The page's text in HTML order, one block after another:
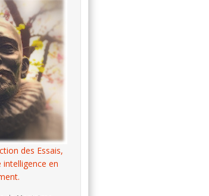
des Essais,
intelligence en